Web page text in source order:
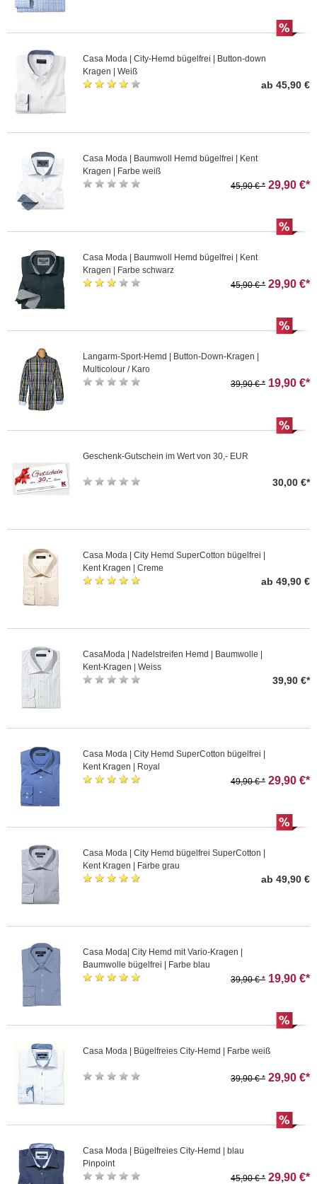
Casa Moda | City-Hemd bügelfrei | Button-down
Kragen | Weiß
ab 45,90 €
Casa Moda | Baumwoll Hemd bügelfrei | Kent
Kragen | Farbe weiß
45,90 € * 29,90 €*
Casa Moda | Baumwoll Hemd bügelfrei | Kent
Kragen | Farbe schwarz
45,90 € * 29,90 €*
Langarm-Sport-Hemd | Button-Down-Kragen |
Multicolour / Karo
39,90 € * 19,90 €*
Geschenk-Gutschein im Wert von 30,- EUR
30,00 €*
Casa Moda | City Hemd SuperCotton bügelfrei |
Kent Kragen | Creme
ab 49,90 €
CasaModa | Nadelstreifen Hemd | Baumwolle |
Kent-Kragen | Weiss
39,90 €*
Casa Moda | City Hemd SuperCotton bügelfrei |
Kent Kragen | Royal
49,90 € * 29,90 €*
Casa Moda | City Hemd bügelfrei SuperCotton |
Kent Kragen | Farbe grau
ab 49,90 €
Casa Moda| City Hemd mit Vario-Kragen |
Baumwolle bügelfrei | Farbe blau
39,90 € * 19,90 €*
Casa Moda | Bügelfreies City-Hemd | Farbe weiß
39,90 € * 29,90 €*
Casa Moda | Bügelfreies City-Hemd | blau
Pinpoint
45,90 € * 29,90 €*